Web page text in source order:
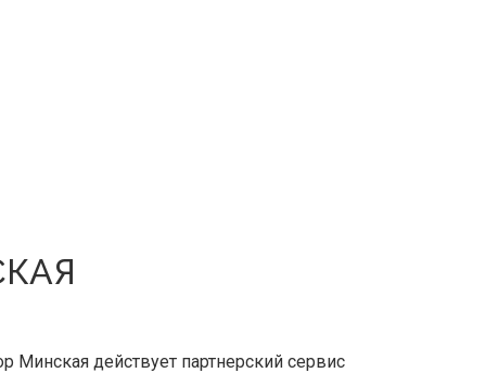
Минская действует партнерский сервис